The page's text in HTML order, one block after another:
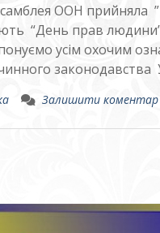
ООН прийняла
“День прав
усім охочим
законодавства
Залишити коментар